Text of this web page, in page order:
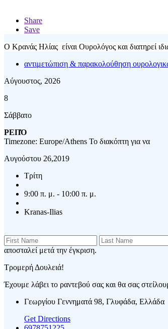
Share
Save
Ο Κρανάς Ηλίας είναι Ουρολόγος και διατηρεί
αντιμετώπιση & παρακολούθηση
Αύγουστος, 2026
8
Σάββατο
ΡΕΠΌ
Timezone: Europe/Athens Το διακόπτη για να
Αυγούστου 26,2019
Τρίτη
9:00 π. μ. - 10:00 π. μ.
Kranas-Ilias
αποσταλεί μετά την έγκριση.
Τρομερή Δουλειά!
Έχουμε λάβει το ραντεβού σας και θα σας
Γεωργίου Γεννηματά 98, Γλυφάδα, Ελλάδα
Get Directions